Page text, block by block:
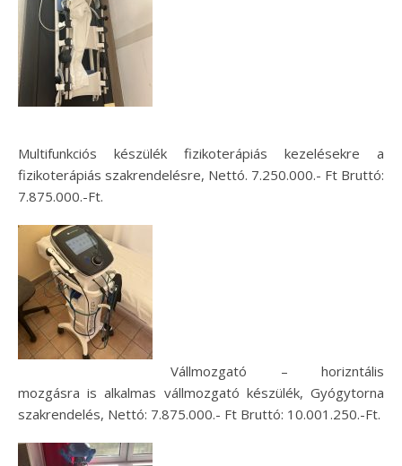
Multifunkciós készülék fizikoterápiás kezelésekre a
fizikoterápiás szakrendelésre, Nettó. 7.250.000.- Ft Bruttó:
7.875.000.-Ft.
Vállmozgató – horizntális
mozgásra is alkalmas vállmozgató készülék, Gyógytorna
szakrendelés, Nettó: 7.875.000.- Ft Bruttó: 10.001.250.-Ft.